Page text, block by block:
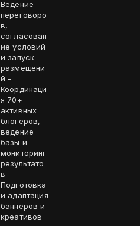
Ведение
переговоро
в,
согласован
ие условий
и запуск
размещени
й -
Координаци
я 70+
активных
блогеров,
ведение
базы и
мониторинг
результато
в -
Подготовка
и адаптация
баннеров и
креативов